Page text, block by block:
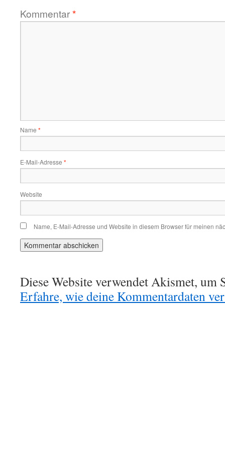
Kommentar*
Name *
E-Mail-Adresse *
Website
Name, E-Mail-Adresse und Website in diesem Browser für meinen
Diese Website verwendet Akismet, um
Erfahre, wie deine Kommentardaten